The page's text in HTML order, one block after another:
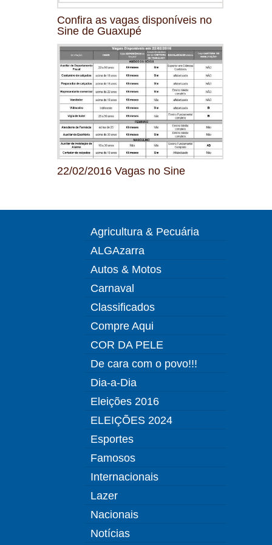
Confira as vagas disponíveis no
Sine de Guaxupé
22/02/2016 Vagas no Sine
Agricultura & Pecuária
ALGAzarra
Autos & Motos
Carnaval
Classificados
Compre Aqui
COR DA PELE
De cara com o povo!!!
Dia-a-Dia
Eleições 2016
ELEIÇÕES 2024
Esportes
Famosos
Internacionais
Lazer
Nacionais
Notícias